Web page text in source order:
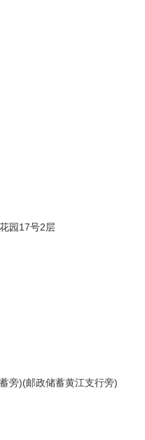
园17号2层
旁)(邮政储蓄黄江支行旁)